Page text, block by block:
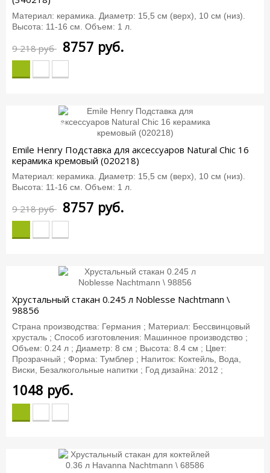
Материал: керамика. Диаметр: 15,5 см (верх), 10 см (низ).
Высота: 11-16 см. Объем: 1 л.
9 218 руб 8757 руб.
Emile Henry Подставка для аксессуаров Natural Chic 16
керамика кремовый (020218)
Материал: керамика. Диаметр: 15,5 см (верх), 10 см (низ).
Высота: 11-16 см. Объем: 1 л.
9 218 руб
-5%
8757 руб.
Хрустальный стакан 0.245 л Noblesse Nachtmann \
98856
Страна производства: Германия ; Материал: Бессвинцовый
хрусталь ; Способ изготовления: Машинное производство ;
Объем: 0.24 л ; Диаметр: 8 см ; Высота: 8.4 см ; Цвет:
Прозрачный ; Форма: Тумблер ; Напиток: Коктейль, Вода,
Виски, Безалкогольные напитки ; Год дизайна: 2012 ;
1048 руб.